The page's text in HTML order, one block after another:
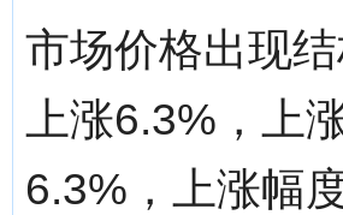
市场价格出现
上涨6.3%，上
6.3%，上涨幅